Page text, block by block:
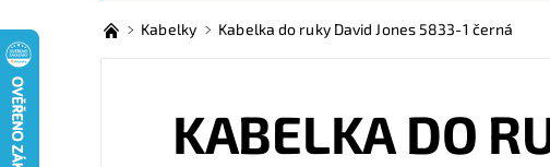
OBCHODNÍ PODMÍNKY
GDPR NAPIŠTE NÁM
Kabelky Kabelka do ruky David Jones 5833-1 černá
KABELKA DO